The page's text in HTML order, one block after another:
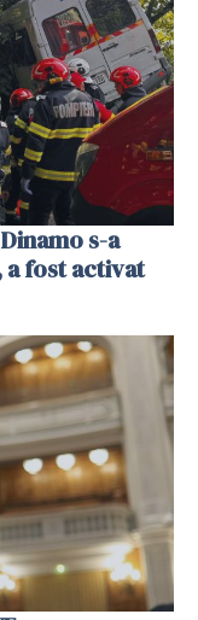
s-a
a fost activat